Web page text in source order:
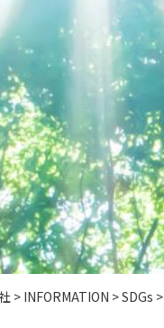
> INFORMATION >SDGs >